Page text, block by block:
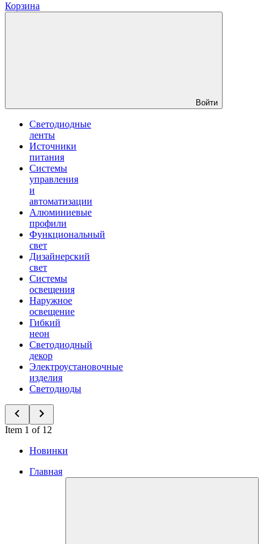
Корзина
Войти
Светодиодные
ленты
Источники
питания
Системы
управления
и
автоматизации
Алюминиевые
профили
Функциональный
свет
Дизайнерский
свет
Системы
освещения
Наружное
освещение
Гибкий
неон
Светодиодный
декор
Электроустановочные
изделия
Светодиоды
Item 1 of 12
Новинки
Главная